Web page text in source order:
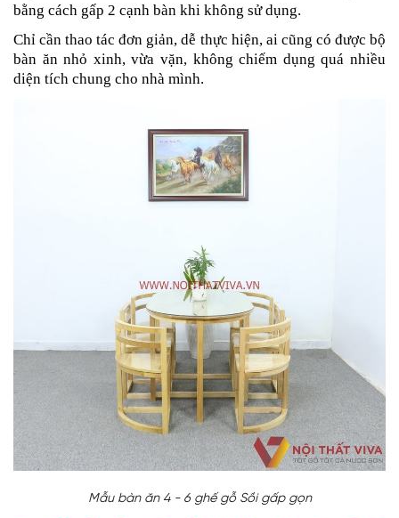
bằng cách gấp 2 cạnh bàn khi không sử dụng.
Chỉ cần thao tác đơn giản, dễ thực hiện, ai cũng có được bộ
bàn ăn nhỏ xinh, vừa vặn, không chiếm dụng quá nhiều
diện tích chung cho nhà mình.
Mẫu bàn ăn 4 - 6 ghế gỗ Sồi gấp gọn